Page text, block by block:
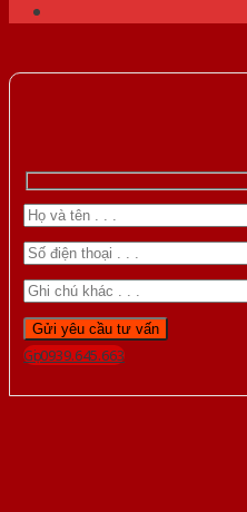
Gọi 0939.645.663